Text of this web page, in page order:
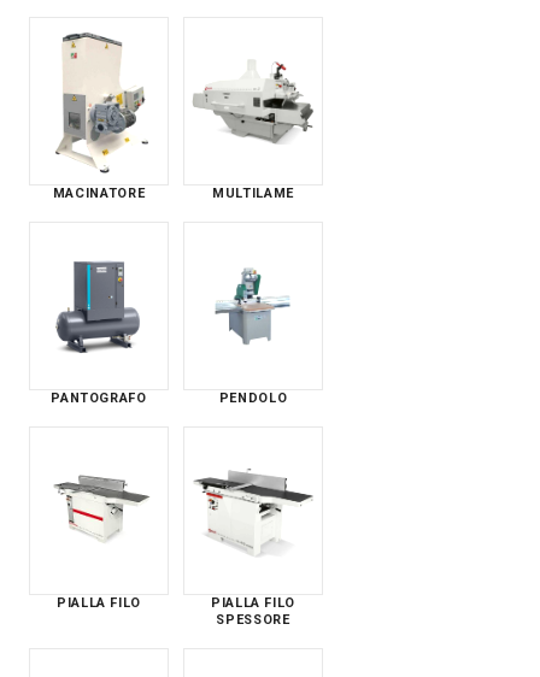
MACINATORE MULTILAME
PANTOGRAFO PENDOLO
PIALLA FILO
PIALLA FILO
SPESSORE